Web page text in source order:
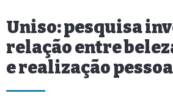
Uniso: pesquisa
relação entre
e realização